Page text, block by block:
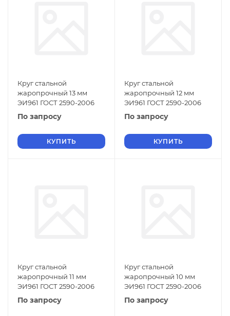
Круг стальной
жаропрочный 13 мм
ЭИ961 ГОСТ 2590-2006
По запросу
КУПИТЬ
Круг стальной
жаропрочный 12 мм
ЭИ961 ГОСТ 2590-2006
По запросу
КУПИТЬ
Круг стальной
жаропрочный 11 мм
ЭИ961 ГОСТ 2590-2006
По запросу
Круг стальной
жаропрочный 10 мм
ЭИ961 ГОСТ 2590-2006
По запросу